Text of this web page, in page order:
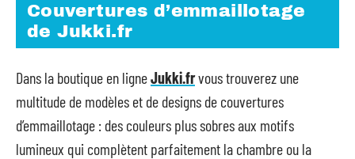
Couvertures d’emmaillotage
de Jukki.fr
Dans la boutique en ligneJukki.frvous trouverez une
multitude de modèles et de designs de couvertures
d’emmaillotage : des couleurs plus sobres aux motifs
lumineux qui complètent parfaitement la chambre ou la